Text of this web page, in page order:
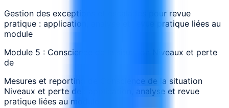
Gestion des exceptions et escalades pour revue
pratique : application, analyse et revue pratique liées au
module
Module 5 : Conscience de la situation Niveaux et perte
de
Mesures et reporting de Conscience de la situation
Niveaux et perte de : application, analyse et revue
pratique liées au module